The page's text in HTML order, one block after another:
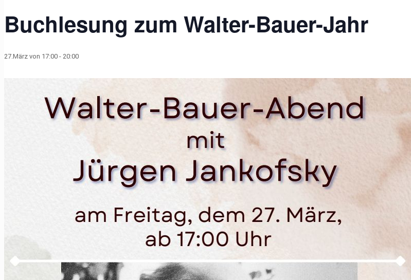
Buchlesung zum Walter-Bauer-Jahr
27.März von 17:00 - 20:00